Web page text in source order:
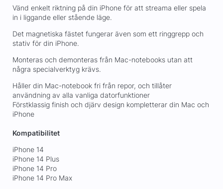
Vänd enkelt riktning på din iPhone för att streama eller spela
in i liggande eller stående läge.
Det magnetiska fästet fungerar även som ett ringgrepp och
stativ för din iPhone.
Monteras och demonteras från Mac-notebooks utan att
några specialverktyg krävs.
Håller din Mac-notebook fri från repor, och tillåter
användning av alla vanliga datorfunktioner
Förstklassig finish och djärv design kompletterar din Mac och
iPhone
Kompatibilitet
iPhone 14
iPhone 14 Plus
iPhone 14 Pro
iPhone 14 Pro Max